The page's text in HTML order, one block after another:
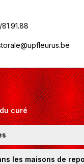
curé
les maisons de